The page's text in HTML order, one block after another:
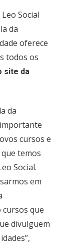
Social
da
oferece
todos os
site da
da
cursos e
temos
Social.
em
que
divulguem